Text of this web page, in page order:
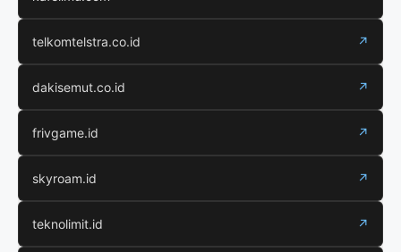
telkomtelstra.co.id ↗
dakisemut.co.id ↗
frivgame.id ↗
skyroam.id ↗
teknolimit.id ↗